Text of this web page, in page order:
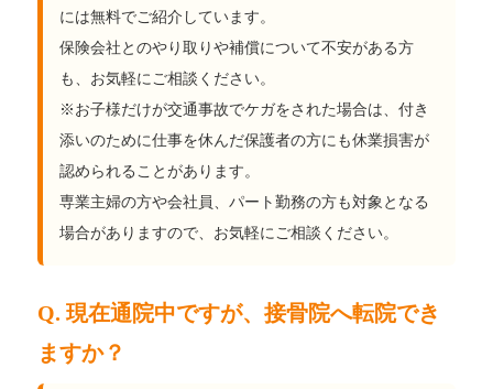
には無料でご紹介しています。
保険会社とのやり取りや補償について不安がある方
も、お気軽にご相談ください。
※お子様だけが交通事故でケガをされた場合は、付き
添いのために仕事を休んだ保護者の方にも休業損害が
認められることがあります。
専業主婦の方や会社員、パート勤務の方も対象となる
場合がありますので、お気軽にご相談ください。
Q. 現在通院中ですが、接骨院へ転院でき
ますか？